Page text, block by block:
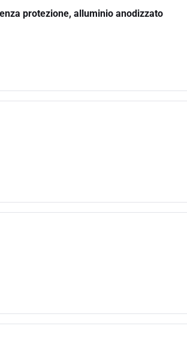
protezione, alluminio anodizzato